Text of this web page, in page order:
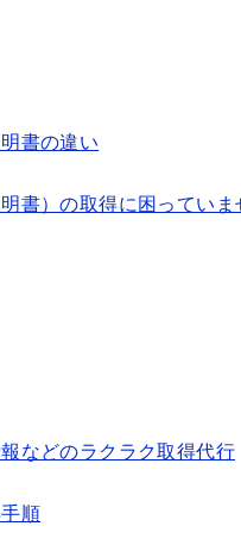
書の違い
書）の取得に困っていま
などのラクラク取得代行
順